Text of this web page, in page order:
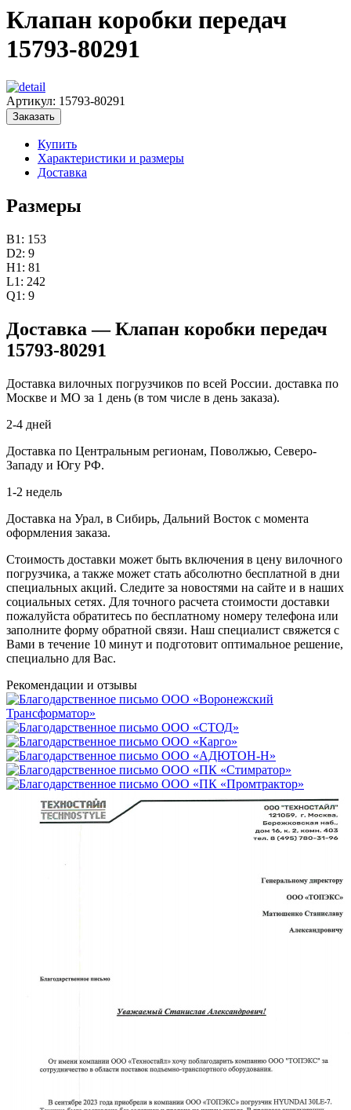
Клапан коробки передач
15793-80291
Артикул: 15793-80291
Заказать
Купить
Характеристики и размеры
Доставка
Размеры
B1: 153
D2: 9
H1: 81
L1: 242
Q1: 9
Доставка — Клапан коробки передач
15793-80291
Доставка вилочных погрузчиков по всей России. доставка по
Москве и МО за 1 день (в том числе в день заказа).
2-4 дней
Доставка по Центральным регионам, Поволжью, Северо-
Западу и Югу РФ.
1-2 недель
Доставка на Урал, в Сибирь, Дальний Восток с момента
оформления заказа.
Стоимость доставки может быть включения в цену вилочного
погрузчика, а также может стать абсолютно бесплатной в дни
специальных акций. Следите за новостями на сайте и в наших
социальных сетях. Для точного расчета стоимости доставки
пожалуйста обратитесь по бесплатному номеру телефона или
заполните форму обратной связи. Наш специалист свяжется с
Вами в течение 10 минут и подготовит оптимальное решение,
специально для Вас.
Рекомендации и отзывы